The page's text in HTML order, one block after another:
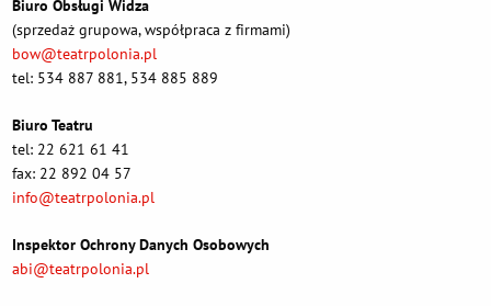
Biuro Obsługi Widza
(sprzedaż grupowa, współpraca z firmami)
bow@teatrpolonia.pl
tel: 534 887 881, 534 885 889
Biuro Teatru
tel: 22 621 61 41
fax: 22 892 04 57
info@teatrpolonia.pl
Inspektor Ochrony Danych Osobowych
abi@teatrpolonia.pl